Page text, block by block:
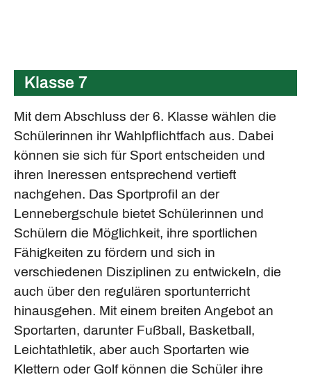
Klasse 7
Mit dem Abschluss der 6. Klasse wählen die
Schülerinnen ihr Wahlpflichtfach aus. Dabei
können sie sich für Sport entscheiden und
ihren Ineressen entsprechend vertieft
nachgehen. Das Sportprofil an der
Lennebergschule bietet Schülerinnen und
Schülern die Möglichkeit, ihre sportlichen
Fähigkeiten zu fördern und sich in
verschiedenen Disziplinen zu entwickeln, die
auch über den regulären sportunterricht
hinausgehen. Mit einem breiten Angebot an
Sportarten, darunter Fußball, Basketball,
Leichtathletik, aber auch Sportarten wie
Klettern oder Golf können die Schüler ihre